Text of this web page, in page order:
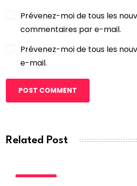
Prévenez-moi de tous les
commentaires par e-mail.
Prévenez-moi de tous les
e-mail.
POST COMMENT
Related Post